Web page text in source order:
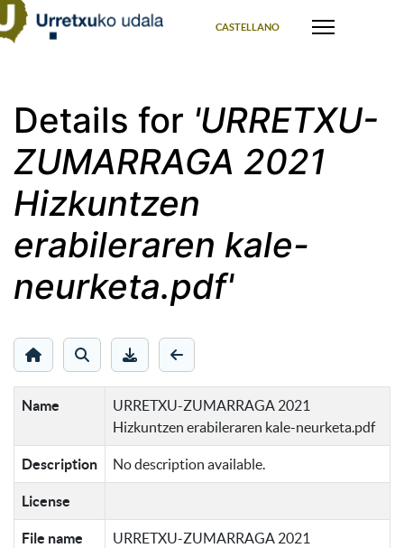
CASTELLANO
Details for 'URRETXU-
ZUMARRAGA 2021
Hizkuntzen
erabileraren kale-
neurketa.pdf'
Name
URRETXU-ZUMARRAGA 2021
Hizkuntzen erabileraren kale-neurketa.pdf
Description No description available.
License
File name
URRETXU-ZUMARRAGA 2021